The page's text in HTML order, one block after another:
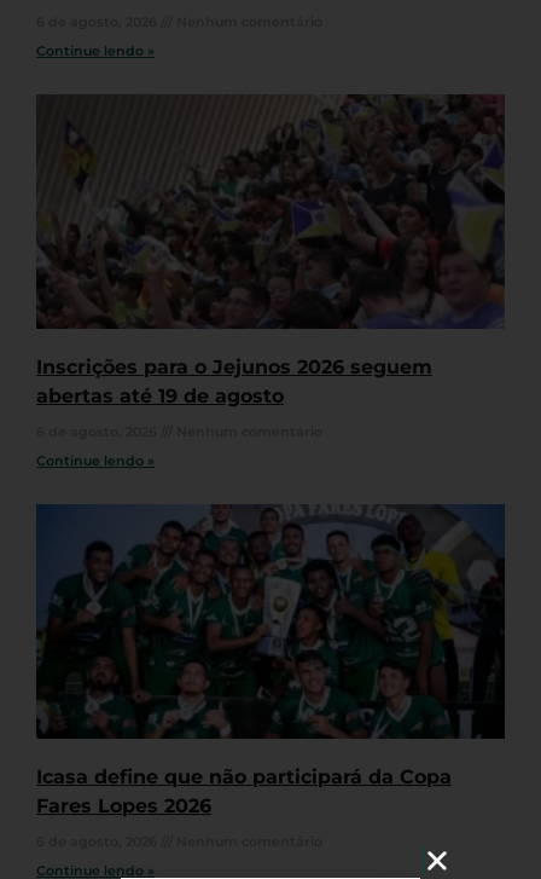
Continue lendo »
Inscrições para o Jejunos 2026 seguem
abertas até 19 de agosto
Continue lendo »
Icasa define que não participará da Copa
Fares Lopes 2026
Continue lendo »